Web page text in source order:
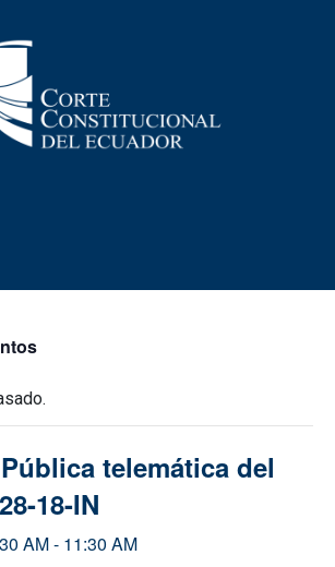
telemática del
18-IN
AM- 11:30 AM